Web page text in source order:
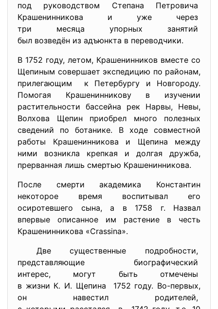
под руководством Степана Петровича
Крашенинникова и уже через
три месяца упорных занятий
был возведён из адъюнкта в переводчики.
В 1752 году, летом, Крашенинников вместе со
Щепиным совершает экспедицию по районам,
прилегающим к Петербургу и Новгороду.
Помогая Крашенинникову в изучении
растительности бассейна рек Нарвы, Невы,
Волхова Щепин приобрел много полезных
сведений по ботанике. В ходе совместной
работы Крашенинникова и Щепина между
ними возникла крепкая и долгая дружба,
прерванная лишь смертью Крашенинникова.
После смерти академика Константин
некоторое время воспитывал его
осиротевшего сына, а в 1758 г. Назвал
впервые описанное им растение в честь
Крашенинникова «Crassina».
Две существенные подробности,
представляющие биографический
интерес, могут быть отмечены
в жизни К. И. Щепина 1752 году. Во-первых,
он навестил родителей,